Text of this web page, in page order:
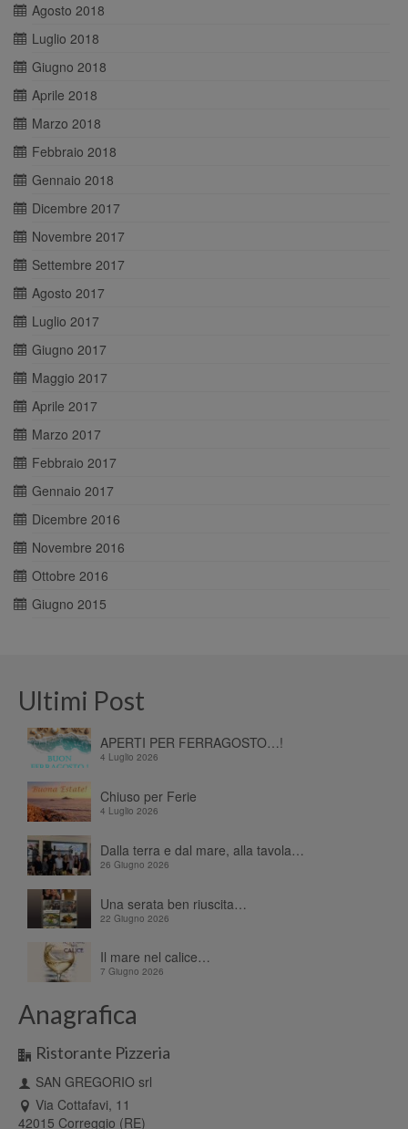
Agosto 2018
Luglio 2018
Giugno 2018
Aprile 2018
Marzo 2018
Febbraio 2018
Gennaio 2018
Dicembre 2017
Novembre 2017
Settembre 2017
Agosto 2017
Luglio 2017
Giugno 2017
Maggio 2017
Aprile 2017
Marzo 2017
Febbraio 2017
Gennaio 2017
Dicembre 2016
Novembre 2016
Ottobre 2016
Giugno 2015
Ultimi Post
APERTI PER FERRAGOSTO…!
4 Luglio 2026
Chiuso per Ferie
4 Luglio 2026
Dalla terra e dal mare, alla tavola…
26 Giugno 2026
Una serata ben riuscita…
22 Giugno 2026
Il mare nel calice…
7 Giugno 2026
Anagrafica
Ristorante Pizzeria
SAN GREGORIO srl
Via Cottafavi, 11
42015 Correggio (RE)